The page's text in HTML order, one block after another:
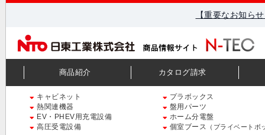
【重要なお知ら
商品紹介 カタログ請求
キャビネット
プラボックス
熱関連機器
盤用パーツ
EV・PHEV用充電設備
ホーム分電盤
高圧受電設備
個室ブース （プライベートボ